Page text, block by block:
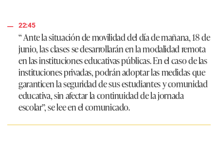
22:45
“Ante la situación de movilidad del día de mañana, 18 de
junio,las clases se desarrollarán en la modalidad remota
en las instituciones educativas públicas.En el caso de las
instituciones privadas, podrán adoptar las medidas que
garanticen la seguridad de sus estudiantes y comunidad
educativa, sin afectar la continuidad de la jornada
escolar”,se lee en el comunicado.